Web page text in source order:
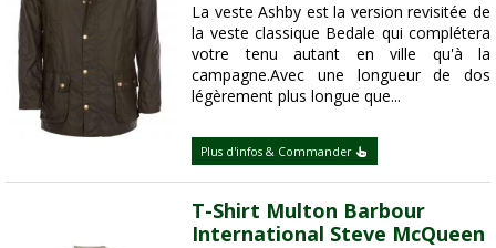
La veste Ashby est la version revisitée de
la veste classique Bedale qui complétera
votre tenu autant en ville qu'à la
campagne.Avec une longueur de dos
légèrement plus longue que...
Plus d'infos & Commander
T-Shirt Multon Barbour
International Steve McQueen